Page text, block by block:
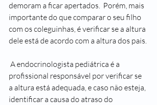
demoram a ficar apertados.  Porém, mais
importante do que comparar o seu filho
com os coleguinhas, é verificar se a altura
dele está de acordo com a altura dos pais.
profissional responsável por verificar se
a altura está adequada, e caso não esteja,
identificar a causa do atraso do